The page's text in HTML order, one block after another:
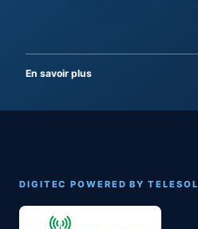
En savoir plus
DIGITEC POWERED BY TELESOL